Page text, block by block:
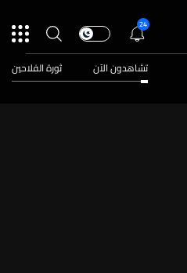
24
تشاهدون الآن ثورة الفلاحين